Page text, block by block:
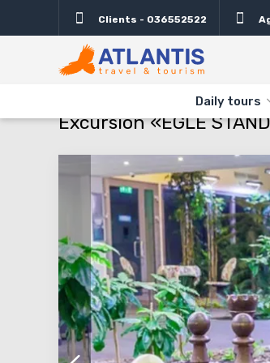
Clients - 036552522
Daily tours
TYPES AND DIRECTIONS
Excursion «EGLE
Description Important